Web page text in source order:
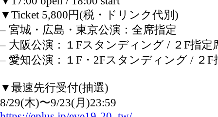
▼Ticket 5,800円(税・ドリンク代別)
– 宮城・広島・東京公演：全席指定
– 大阪公演：１Fスタンディング / ２F指定
– 愛知公演：１F・2Fスタンディング / ２F
▼最速先行受付(抽選)
8/29(木)〜9/23(月)23:59